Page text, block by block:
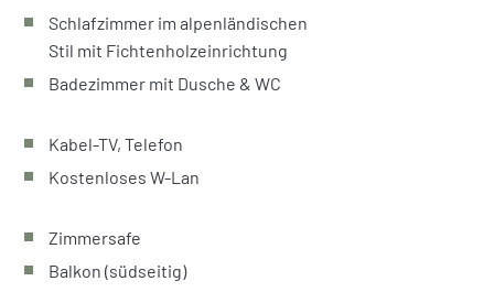
Schlafzimmer im alpenländischen
Stil mit Fichtenholzeinrichtung
Badezimmer mit Dusche & WC
Kabel-TV, Telefon
Kostenloses W-Lan
Zimmersafe
Balkon (südseitig)